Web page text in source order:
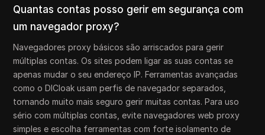
Quantas contas posso gerir em segurança com
um navegador proxy?
Navegadores proxy básicos são arriscados para gerir
múltiplas contas. Os sites podem ligar as suas contas se
apenas mudar o seu endereço IP. Ferramentas avançadas
como o DICloak usam perfis de navegador separados,
tornando muito mais seguro gerir muitas contas. Para uso
sério com múltiplas contas, evite navegadores web proxy
simples e escolha ferramentas com forte isolamento de